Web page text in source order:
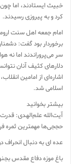
خبیث ایستادند، اما
کرد و به پیروزی رسیدند.
امام جمعه اهل سنت
برخوردار بود گفت:
سر می‌پروراندند اما نه
دلارهای کثیف آنان
اشاره‌ای از امامین
اسلامی شد.
بیشتر بخوانید
حججی‌ها مهمترین
عده ای به دنبال
باغ موزه دفاع مقدس